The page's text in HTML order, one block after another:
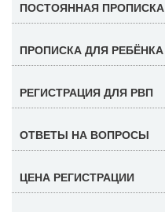
ПОСТОЯННАЯ ПРОПИСКА
ПРОПИСКА ДЛЯ РЕБЁНКА
РЕГИСТРАЦИЯ ДЛЯ РВП
ОТВЕТЫ НА ВОПРОСЫ
ЦЕНА РЕГИСТРАЦИИ